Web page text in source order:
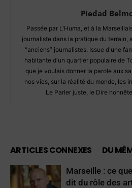
Piedad
Passée par L'Huma, et à la
journaliste dans la pratique du terrain,
“anciens” journalistes. Issue d'une
habitante d'un quartier populaire de
que je voulais donner la parole aux
nos vies, sur la réalité du monde, les
Le Parler juste, le Dire
ARTICLES CONNEXES DU
Marseille : ce
dit du rôle des